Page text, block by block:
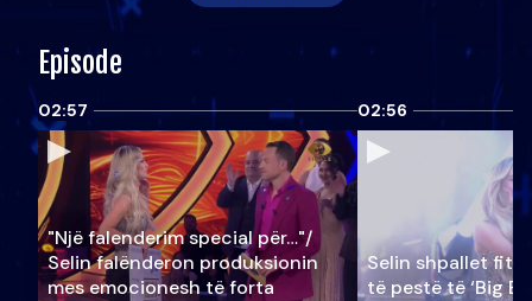
Episode
02:57
"Një falenderim special për…"/
Selin falënderon produksionin
mes emocionesh të forta
02:56
Selin shpallet
të pestë të ‘Big